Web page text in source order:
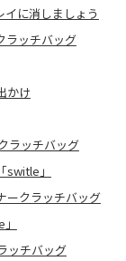
に消しましょう
ラッチバッグ
かけ
ラッチバッグ
」
ークラッチバッグ
ッチバッグ